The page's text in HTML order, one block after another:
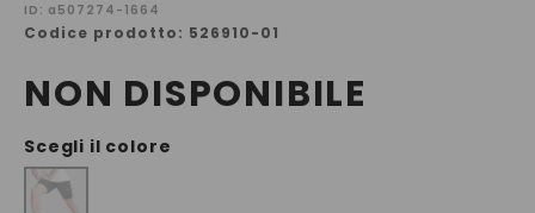
ID: a507274-1664
Codice prodotto: 526910-01
NON DISPONIBILE
Scegli il colore